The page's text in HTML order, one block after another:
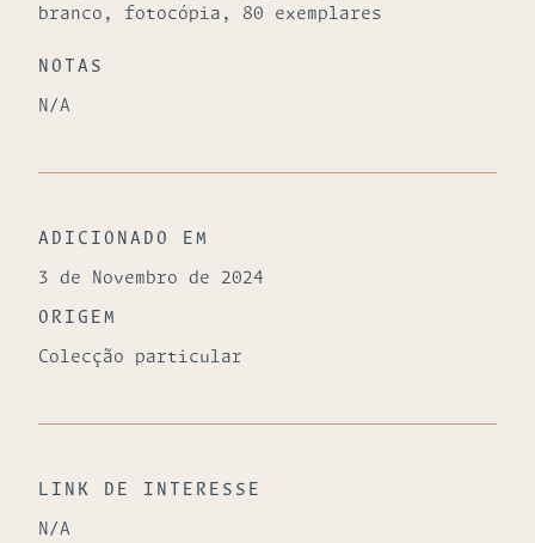
branco, fotocópia, 80 exemplares
NOTAS
N/A
ADICIONADO EM
3 de Novembro de 2024
ORIGEM
Colecção particular
LINK DE INTERESSE
N/A